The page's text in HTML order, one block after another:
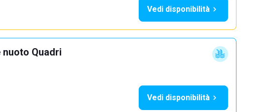
Vedi disponibilità
Quadri
Vedi disponibilità